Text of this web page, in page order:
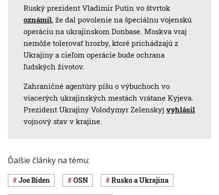
Ruský prezident Vladimir Putin vo štvrtok
oznámil, že dal povolenie na špeciálnu vojenskú
operáciu na ukrajinskom Donbase. Moskva vraj
nemôže tolerovať hrozby, ktoré prichádzajú z
Ukrajiny a cieľom operácie bude ochrana
ľudských životov.
Zahraničné agentúry píšu o výbuchoch vo
viacerých ukrajinských mestách vrátane Kyjeva.
Prezident Ukrajiny Volodymyr Zelenskyj vyhlásil
vojnový stav v krajine.
Ďalšie články na tému:
Joe Biden OSN Rusko a Ukrajina